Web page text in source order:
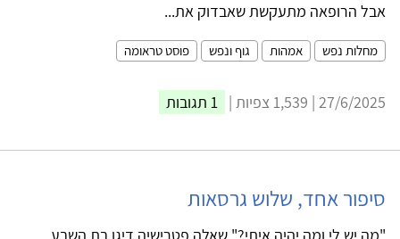
אבל הרופאה מתעקשת שאבדוק את...
מחלות נפש אמהות גוף ונפש פוסט טראומה
27/6/2025 | 1,539 צפיות | 1 תגובות
סיפור אחד, שלוש גרסאות
"מה יש לי ומה יהיה איתי?" שאלה פטרישיה דיגן בת השבע